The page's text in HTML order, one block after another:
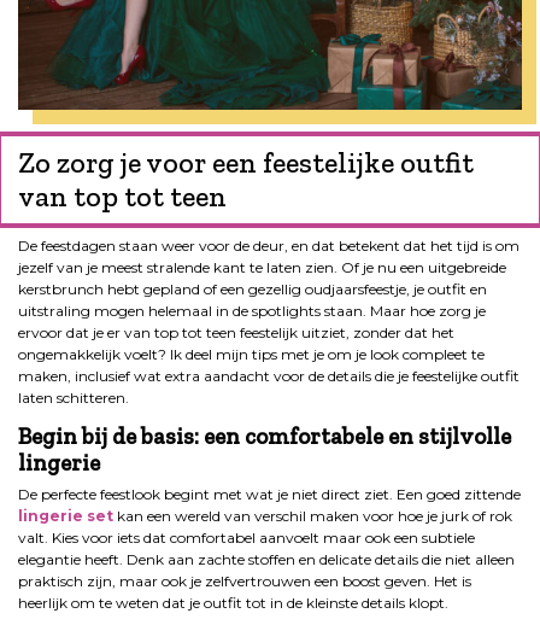
Zo zorg je voor een feestelijke outfit
van top tot teen
De feestdagen staan weer voor de deur, en dat betekent dat het tijd is om
jezelf van je meest stralende kant te laten zien. Of je nu een uitgebreide
kerstbrunch hebt gepland of een gezellig oudjaarsfeestje, je outfit en
uitstraling mogen helemaal in de spotlights staan. Maar hoe zorg je
ervoor dat je er van top tot teen feestelijk uitziet, zonder dat het
ongemakkelijk voelt? Ik deel mijn tips met je om je look compleet te
maken, inclusief wat extra aandacht voor de details die je feestelijke outfit
laten schitteren.
Begin bij de basis: een comfortabele en stijlvolle
lingerie
De perfecte feestlook begint met wat je niet direct ziet. Een goed zittende
lingerie set kan een wereld van verschil maken voor hoe je jurk of rok
valt. Kies voor iets dat comfortabel aanvoelt maar ook een subtiele
elegantie heeft. Denk aan zachte stoffen en delicate details die niet alleen
praktisch zijn, maar ook je zelfvertrouwen een boost geven. Het is
heerlijk om te weten dat je outfit tot in de kleinste details klopt.